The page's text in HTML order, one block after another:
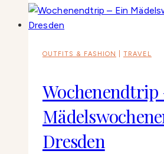
OUTFITS & FASHION TRAVEL
Wochenendtrip
Dresden